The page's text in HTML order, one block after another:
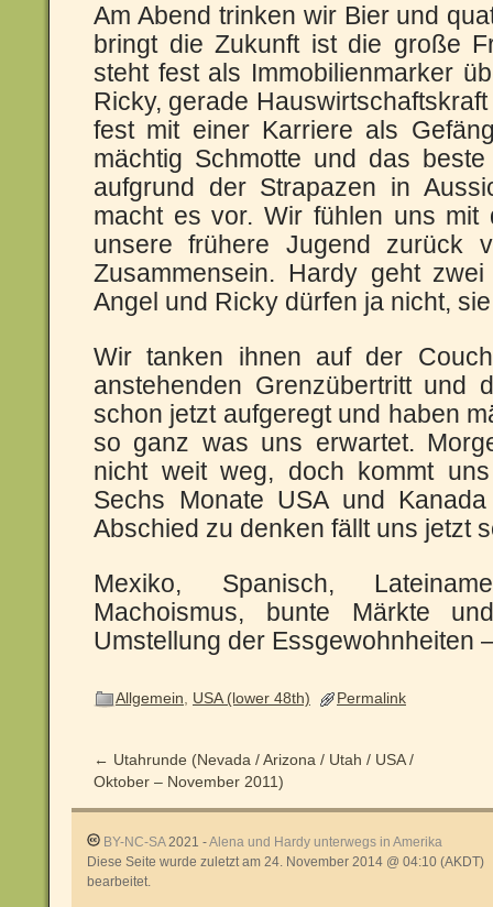
Am Abend trinken wir Bier und
bringt die Zukunft ist die große
steht fest als Immobilienmarker
Ricky, gerade
fest mit einer Karriere als
mächtig Schmotte und das
aufgrund der Strapazen in
macht es vor. Wir fühlen uns
unsere frühere Jugend zurück
Zusammensein. Hardy geht
Angel und Ricky dürfen ja nicht,
Wir tanken ihnen auf der
anstehenden Grenzübertritt und
schon jetzt aufgeregt und haben
so ganz was uns erwartet.
nicht weit weg, doch kommt
Sechs Monate USA und
Abschied zu denken fällt uns jetzt
Mexiko, Spanisch,
Machoismus, bunte Märkte
Umstellung der Essgewohnheiten
Allgemein USA (lower 48th) Permalink
← Utahrunde (Nevada / Arizona / Utah / USA /
Oktober – November 2011)
BY-NC-SA2021 -Alena und Hardy unterwegs in Amerika
Diese Seite wurde zuletzt am 24. November 2014 @ 04:10 (AKDT)
bearbeitet.